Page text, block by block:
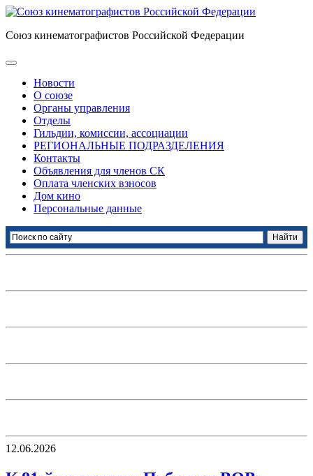
Союз кинематографистов Российской Федерации
Новости
О союзе
Органы управления
Отделы
Гильдии, комиссии, ассоциации
РЕГИОНАЛЬНЫЕ ПОДРАЗДЕЛЕНИЯ
Контакты
Объявления для членов СК
Оплата членских взносов
Дом кино
Персональные данные
12.06.2026